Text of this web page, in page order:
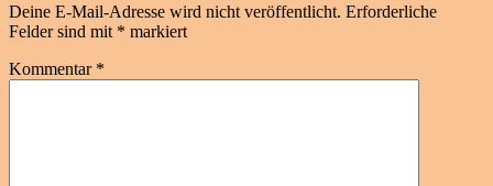
Deine E-Mail-Adresse wird nicht veröffentlicht. Erforderliche
Felder sind mit * markiert
Kommentar *